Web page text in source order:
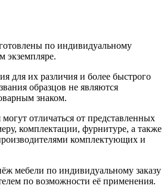
по индивидуальному
экземпляре.
для их различия и более быстрого
образцов не являются
знаком.
отличаться от представленных
комплектации, фурнитуре, а также
комплектующих и
мебели по индивидуальному заказу
по возможности её применения.